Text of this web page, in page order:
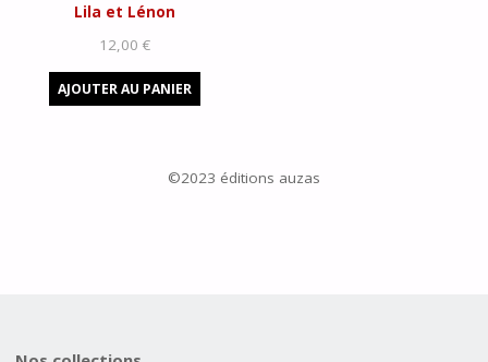
Lila et Lénon
12,00€
AJOUTER AU PANIER
©2023 éditions auzas